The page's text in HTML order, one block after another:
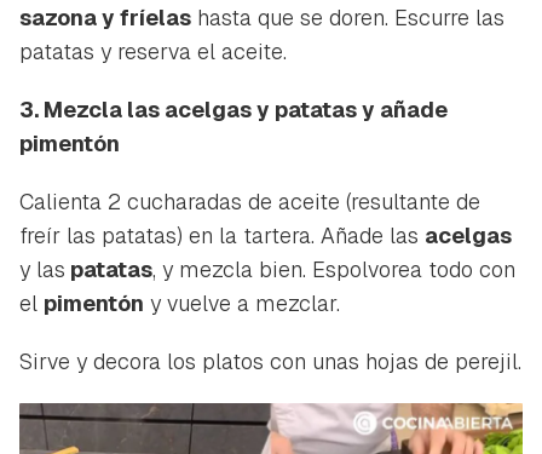
sazona y fríelas hasta que se doren. Escurre las
patatas y reserva el aceite.
3. Mezcla las acelgas y patatas y añade
pimentón
Calienta 2 cucharadas de aceite (resultante de
freír las patatas) en la tartera. Añade las acelgas
y las patatas, y mezcla bien. Espolvorea todo con
el pimentón y vuelve a mezclar.
Sirve y decora los platos con unas hojas de perejil.